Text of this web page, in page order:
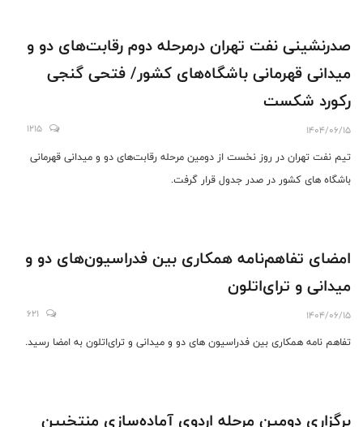
صدرنشینی نفت تهران درمرحله دوم رقابت‌های دو و
میدانی قهرمانی باشگاه‌های کشور/ فتحی گنجی
رکورد شکست
1404/06/15
1215
تیم نفت تهران در روز نخست از دومین مرحله رقابت‌های دو و میدانی قهرمانی
باشگاه های کشور در صدر جدول قرار گرفت.
امضای تفاهم‌نامه همکاری بین فدراسیون‌های دو و
میدانی و ترای‌اتلون
1404/06/15
621
تفاهم نامه همکاری بین فدراسیون های دو و میدانی و ترای‌اتلون به امضا رسید.
برگزاری دومین مرحله اردوی آماده‌سازی منتخبین